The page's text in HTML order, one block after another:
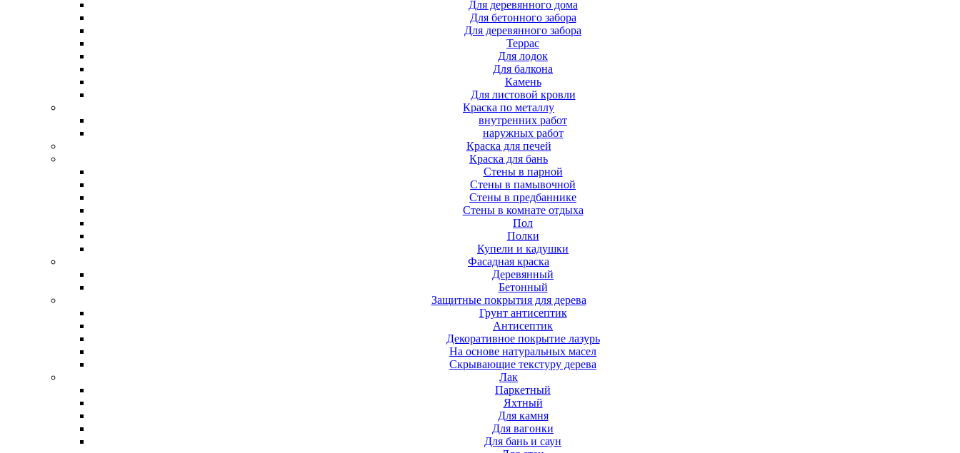
Для деревянного дома
Для бетонного забора
Для деревянного забора
Террас
Для лодок
Для балкона
Камень
Для листовой кровли
Краска по металлу
внутренних работ
наружных работ
Краска для печей
Краска для бань
Стены в парной
Стены в памывочной
Стены в предбаннике
Стены в комнате отдыха
Пол
Полки
Купели и кадушки
Фасадная краска
Деревянный
Бетонный
Защитные покрытия для дерева
Грунт антисептик
Антисептик
Декоративное покрытие лазурь
На основе натуральных масел
Скрывающие текстуру дерева
Лак
Паркетный
Яхтный
Для камня
Для вагонки
Для бань и саун